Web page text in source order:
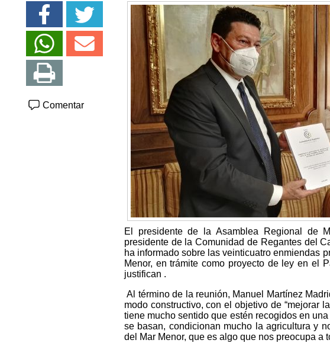
Comentar
El presidente de la Asamblea Regional de
presidente de la Comunidad de Regantes del
ha informado sobre las veinticuatro enmiendas
Menor, en trámite como proyecto de ley en el
justifican .
Al término de la reunión, Manuel Martínez
modo constructivo, con el objetivo de “mejorar
tiene mucho sentido que estén recogidos en
se basan, condicionan mucho la agricultura y
del Mar Menor, que es algo que nos preocupa a